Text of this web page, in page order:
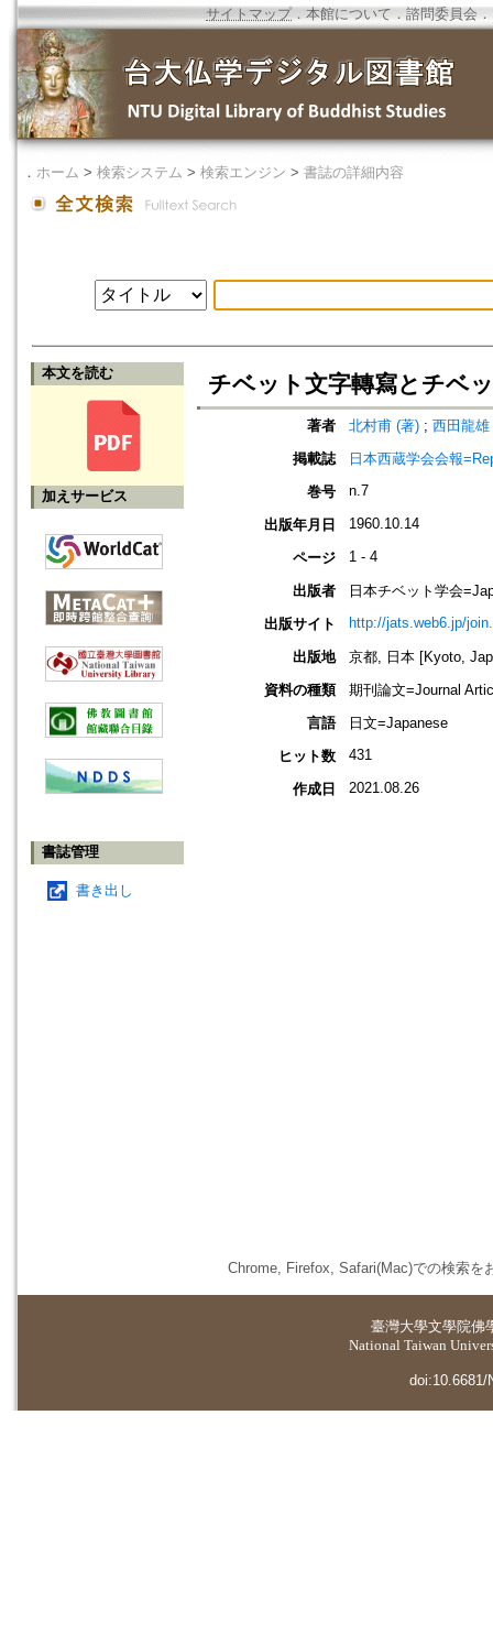
サイトマップ．本館について ． 諮問委員会 ．
． ホーム > 検索システム > 検索エンジン > 書誌の詳細内容
本文を読む
加えサービス
書誌管理
書き出し
チベット文字轉寫とチベ
著者 北村甫 (著) ; 西田龍雄
掲載誌
日本西蔵学会会報
巻号
n.7
出版年月日 1960.10.14
ページ 1 - 4
出版者
日本チベット学会
出版サイト
http://jats.web6.jp/
出版地
京都, 日本 [Kyoto,
資料の種類
期刊論文=Journal
言語
日文=Japanese
ヒット数
431
作成日 2021.08.26
Chrome, Firefox, Safari(Mac)での検索を
臺灣大學文學院佛
National Taiwan
doi:10.6681/